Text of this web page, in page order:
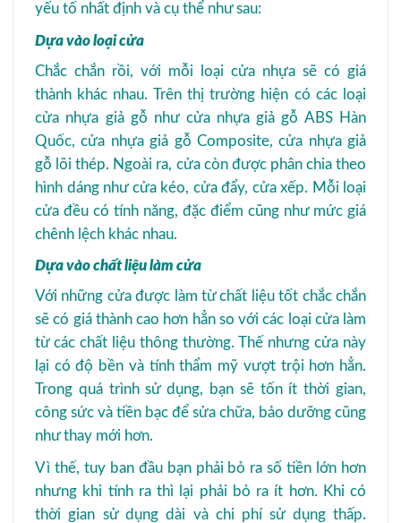
yếu tố nhất định và cụ thể như sau:
Dựa vào loại cửa
Chắc chắn rồi, với mỗi loại cửa nhựa sẽ có giá
thành khác nhau. Trên thị trường hiện có các loại
cửa nhựa giả gỗ như cửa nhựa giả gỗ ABS Hàn
Quốc, cửa nhựa giả gỗ Composite, cửa nhựa giả
gỗ lõi thép. Ngoài ra, cửa còn được phân chia theo
hình dáng như cửa kéo, cửa đẩy, cửa xếp. Mỗi loại
cửa đều có tính năng, đặc điểm cũng như mức giá
chênh lệch khác nhau.
Dựa vào chất liệu làm cửa
Với những cửa được làm từ chất liệu tốt chắc chắn
sẽ có giá thành cao hơn hẳn so với các loại cửa làm
từ các chất liệu thông thường. Thế nhưng cửa này
lại có độ bền và tính thẩm mỹ vượt trội hơn hẳn.
Trong quá trình sử dụng, bạn sẽ tốn ít thời gian,
công sức và tiền bạc để sửa chữa, bảo dưỡng cũng
như thay mới hơn.
Vì thế, tuy ban đầu bạn phải bỏ ra số tiền lớn hơn
nhưng khi tính ra thì lại phải bỏ ra ít hơn. Khi có
thời gian sử dụng dài và chi phí sử dụng thấp.